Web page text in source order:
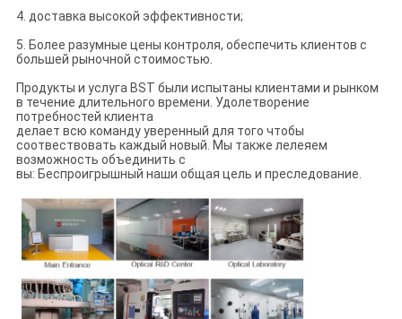
4. доставка высокой эффективности;
5. Более разумные цены контроля, обеспечить клиентов с
большей рыночной стоимостью.
Продукты и услуга BST были испытаны клиентами и рынком
в течение длительного времени. Удолетворение
потребностей клиента
делает всю команду уверенный для того чтобы
соотвествовать каждый новый. Мы также лелеяем
возможность объединить с
вы: Беспроигрышный наши общая цель и преследование.